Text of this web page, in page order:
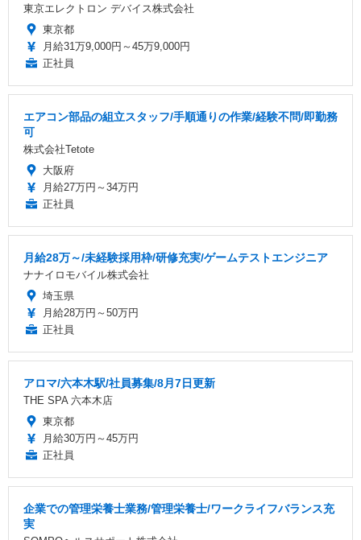
東京エレクトロン デバイス株式会社
東京都
月給31万9,000円～45万9,000円
正社員
エアコン部品の組立スタッフ/手順通りの作業/経験不問/即勤務
可
株式会社Tetote
大阪府
月給27万円～34万円
正社員
月給28万～/未経験採用枠/研修充実/ゲームテストエンジニア
ナナイロモバイル株式会社
埼玉県
月給28万円～50万円
正社員
アロマ/六本木駅/社員募集/8月7日更新
THE SPA 六本木店
東京都
月給30万円～45万円
正社員
企業での管理栄養士業務/管理栄養士/ワークライフバランス充
実